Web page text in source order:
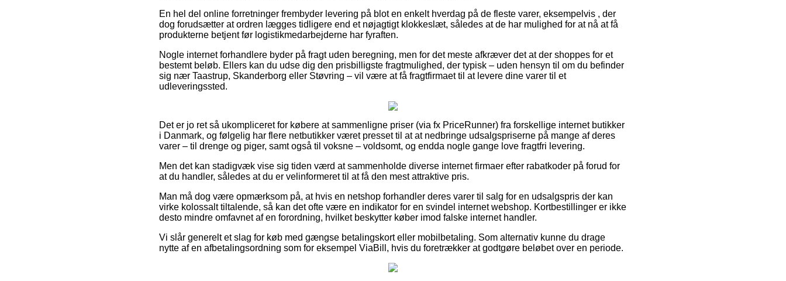
En hel del online forretninger frembyder levering på blot en enkelt hverdag på de fleste varer, eksempelvis , der
dog forudsætter at ordren lægges tidligere end et nøjagtigt klokkeslæt, således at de har mulighed for at nå at få
produkterne betjent før logistikmedarbejderne har fyraften.
Nogle internet forhandlere byder på fragt uden beregning, men for det meste afkræver det at der shoppes for et
bestemt beløb. Ellers kan du udse dig den prisbilligste fragtmulighed, der typisk – uden hensyn til om du befinder
sig nær Taastrup, Skanderborg eller Støvring – vil være at få fragtfirmaet til at levere dine varer til et
udleveringssted.
Det er jo ret så ukompliceret for købere at sammenligne priser (via fx PriceRunner) fra forskellige internet butikker
i Danmark, og følgelig har flere netbutikker været presset til at at nedbringe udsalgspriserne på mange af deres
varer – til drenge og piger, samt også til voksne – voldsomt, og endda nogle gange love fragtfri levering.
Men det kan stadigvæk vise sig tiden værd at sammenholde diverse internet firmaer efter rabatkoder på forud for
at du handler, således at du er velinformeret til at få den mest attraktive pris.
Man må dog være opmærksom på, at hvis en netshop forhandler deres varer til salg for en udsalgspris der kan
virke kolossalt tiltalende, så kan det ofte være en indikator for en svindel internet webshop. Kortbestillinger er ikke
desto mindre omfavnet af en forordning, hvilket beskytter køber imod falske internet handler.
Vi slår generelt et slag for køb med gængse betalingskort eller mobilbetaling. Som alternativ kunne du drage
nytte af en afbetalingsordning som for eksempel ViaBill, hvis du foretrækker at godtgøre beløbet over en periode.